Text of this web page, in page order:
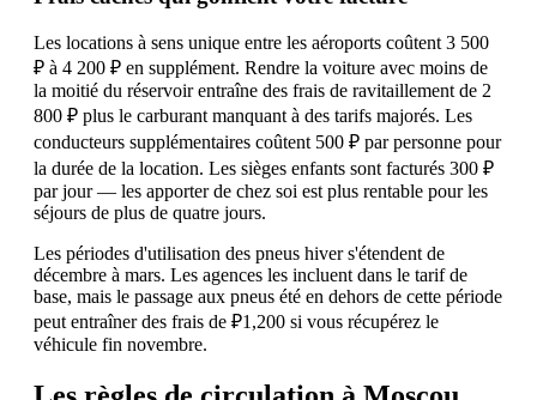
Les locations à sens unique entre les aéroports coûtent 3 500
₽ à 4 200 ₽ en supplément. Rendre la voiture avec moins de
la moitié du réservoir entraîne des frais de ravitaillement de 2
800 ₽ plus le carburant manquant à des tarifs majorés. Les
conducteurs supplémentaires coûtent 500 ₽ par personne pour
la durée de la location. Les sièges enfants sont facturés 300 ₽
par jour — les apporter de chez soi est plus rentable pour les
séjours de plus de quatre jours.
Les périodes d'utilisation des pneus hiver s'étendent de
décembre à mars. Les agences les incluent dans le tarif de
base, mais le passage aux pneus été en dehors de cette période
peut entraîner des frais de ₽1,200 si vous récupérez le
véhicule fin novembre.